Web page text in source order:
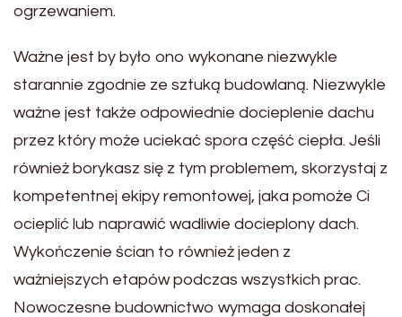
ogrzewaniem.
Ważne jest by było ono wykonane niezwykle
starannie zgodnie ze sztuką budowlaną. Niezwykle
ważne jest także odpowiednie docieplenie dachu
przez który może uciekać spora część ciepła. Jeśli
również borykasz się z tym problemem, skorzystaj z
kompetentnej ekipy remontowej, jaka pomoże Ci
ocieplić lub naprawić wadliwie docieplony dach.
Wykończenie ścian to również jeden z
ważniejszych etapów podczas wszystkich prac.
Nowoczesne budownictwo wymaga doskonałej